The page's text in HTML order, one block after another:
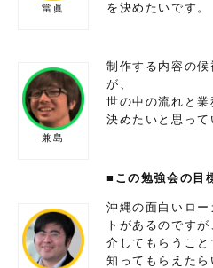
當眞
を決めたいです。
兼島
制作する内容の
が、
世の中の流れと
決めたいと思って
■この勉強会の目
沖縄の面白いロ
トがあるのです
介してもらうこ
知ってもらえたら